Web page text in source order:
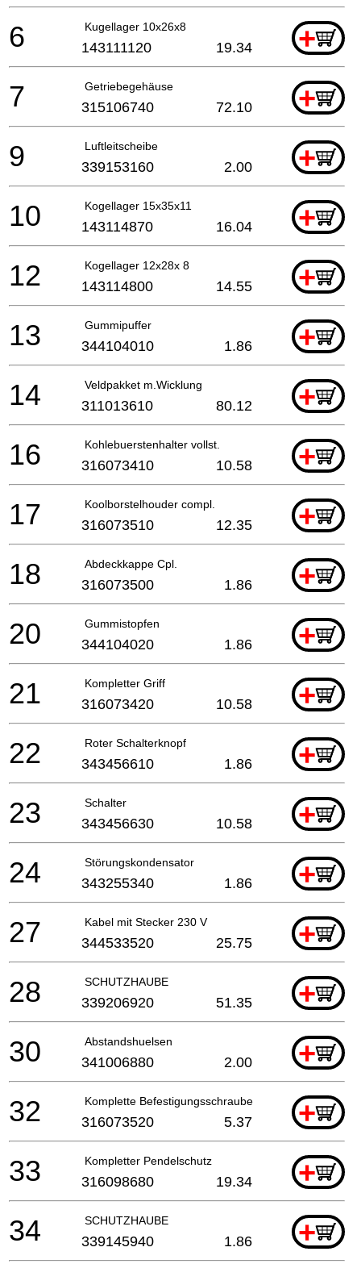
Kugellager 10x26x8 +
6 143111120 19.34
Getriebegehäuse +
7 315106740 72.10
Luftleitscheibe +
9 339153160 2.00
Kogellager 15x35x11 +
10 143114870 16.04
Kogellager 12x28x 8 +
12 143114800 14.55
Gummipuffer +
13 344104010 1.86
Veldpakket m.Wicklung +
14 311013610 80.12
Kohlebuerstenhalter vollst. +
16 316073410 10.58
Koolborstelhouder compl. +
17 316073510 12.35
Abdeckkappe Cpl. +
18 316073500 1.86
Gummistopfen +
20 344104020 1.86
Kompletter Griff +
21 316073420 10.58
Roter Schalterknopf +
22 343456610 1.86
Schalter +
23 343456630 10.58
Störungskondensator +
24 343255340 1.86
Kabel mit Stecker 230 V +
27 344533520 25.75
SCHUTZHAUBE +
28 339206920 51.35
Abstandshuelsen +
30 341006880 2.00
Komplette Befestigungsschraube +
32 316073520 5.37
Kompletter Pendelschutz +
33 316098680 19.34
SCHUTZHAUBE +
34 339145940 1.86